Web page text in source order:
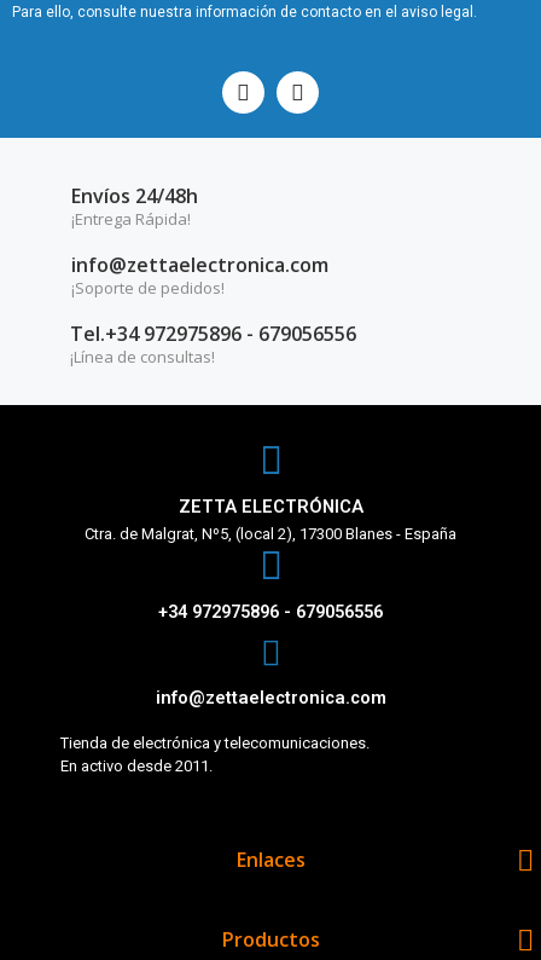
Para ello, consulte nuestra información de contacto en el aviso legal.
Envíos 24/48h
¡Entrega Rápida!
info@zettaelectronica.com
¡Soporte de pedidos!
Tel.+34 972975896 - 679056556
¡Línea de consultas!
ZETTA ELECTRÓNICA
Ctra. de Malgrat, Nº5, (local 2), 17300 Blanes - España
+34 972975896 - 679056556
info@zettaelectronica.com
Tienda de electrónica y telecomunicaciones.
En activo desde 2011.
Enlaces 
Productos 